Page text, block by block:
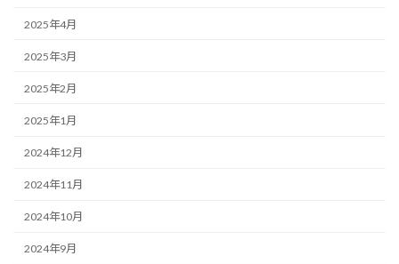
2025年4月
2025年3月
2025年2月
2025年1月
2024年12月
2024年11月
2024年10月
2024年9月